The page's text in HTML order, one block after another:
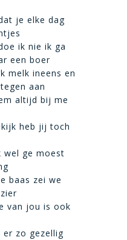
je elke dag
ik nie ik ga
een boer
melk ineens en
aan
altijd bij me
heb jij toch
wel ge moest
baas zei we
van jou is ook
zo gezellig